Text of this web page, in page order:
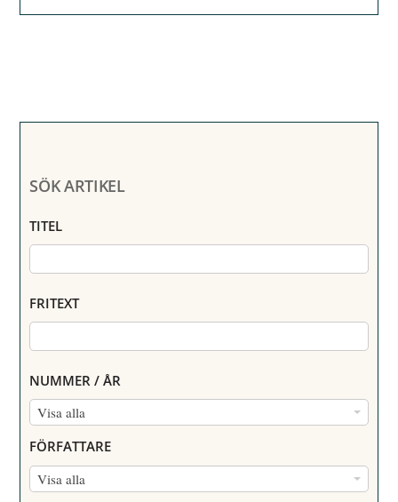
SÖK ARTIKEL
TITEL
FRITEXT
NUMMER / ÅR
Visa alla
N
M
M
FÖRFATTARE
Visa alla